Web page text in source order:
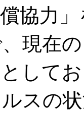
協力
現在
して
スの